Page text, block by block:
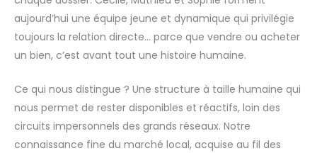
aujourd’hui une équipe jeune et dynamique qui privilégie
toujours la relation directe… parce que vendre ou acheter
un bien, c’est avant tout une histoire humaine.
Ce qui nous distingue ? Une structure à taille humaine qui
nous permet de rester disponibles et réactifs, loin des
circuits impersonnels des grands réseaux. Notre
connaissance fine du marché local, acquise au fil des